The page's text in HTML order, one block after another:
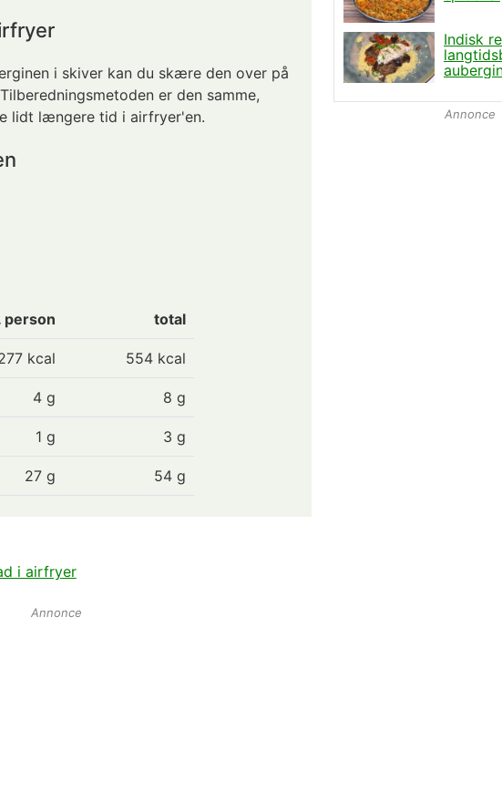
i skiver kan du skære den over på
er den samme,
lidt længere tid i airfryer'en.
person total
kcal 554 kcal
4 g 8 g
1 g 3 g
27 g 54 g
i airfryer
Annonce
Annonce